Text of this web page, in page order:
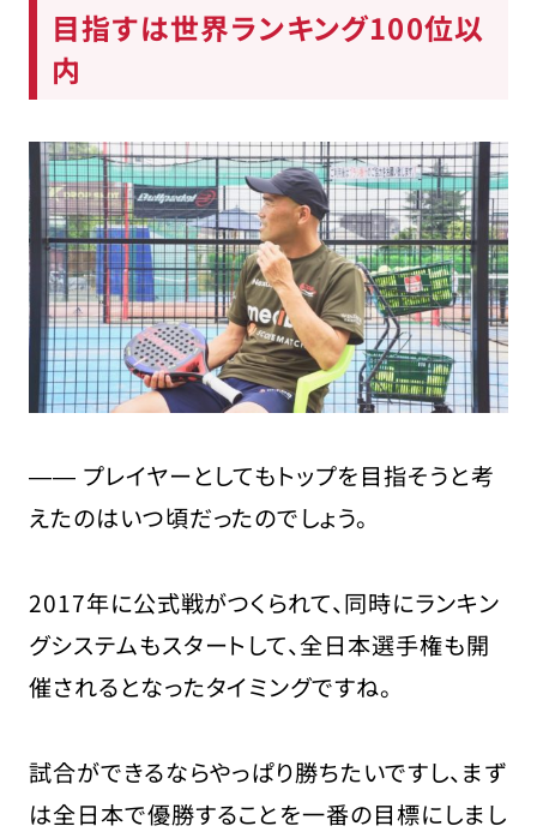
目指すは世界ランキング100位以
内
―― プレイヤーとしてもトップを目指そうと考
えたのはいつ頃だったのでしょう。
2017年に公式戦がつくられて、同時にランキン
グシステムもスタートして、全日本選手権も開
催されるとなったタイミングですね。
試合ができるならやっぱり勝ちたいですし、まず
は全日本で優勝することを一番の目標にしまし